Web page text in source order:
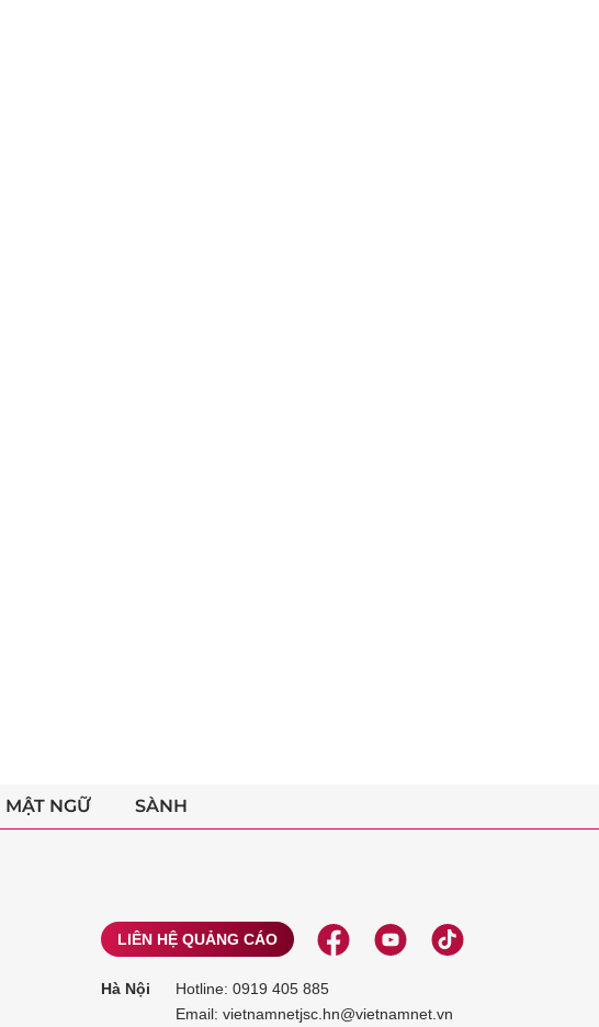
MẬT NGỮ SÀNH
LIÊN HỆ QUẢNG CÁO
Hà Nội Hotline: 0919 405 885
Email: vietnamnetjsc.hn@vietnamnet.vn